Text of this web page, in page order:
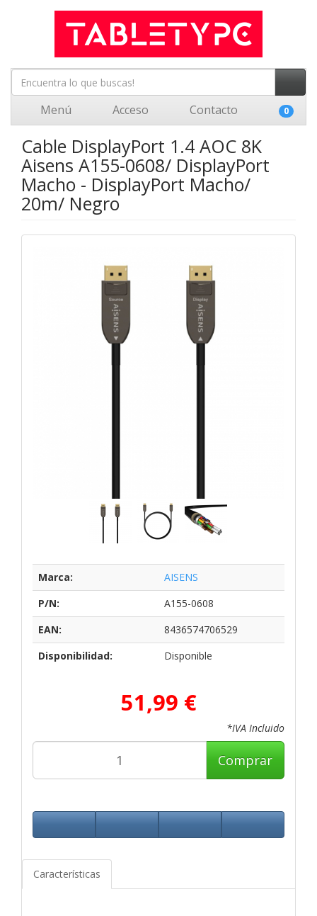
Menú Acceso Contacto 0
Cable DisplayPort 1.4 AOC 8K
Aisens A155-0608/ DisplayPort
Macho - DisplayPort Macho/
20m/ Negro
Marca:
AISENS
P/N:
A155-0608
EAN:
8436574706529
Disponibilidad:
Disponible
51,99 €
*IVA Incluido
Comprar
Características